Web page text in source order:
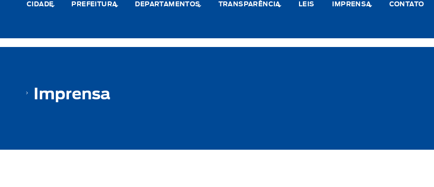
CIDADE PREFEITURA DEPARTAMENTOS TRANSPARÊNCIA LEIS IMPRENSA CONTATO
Imprensa